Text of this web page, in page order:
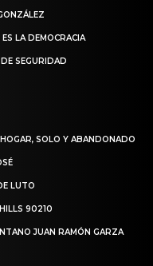
LA DEMOCRACIA
SEGURIDAD
SOLO Y ABANDONADO
LUTO
90210
JUAN RAMÓN GARZA